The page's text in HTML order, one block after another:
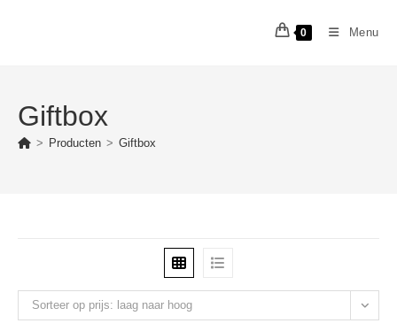
0 Menu
Giftbox
> Producten > Giftbox
Sorteer op prijs: laag naar hoog